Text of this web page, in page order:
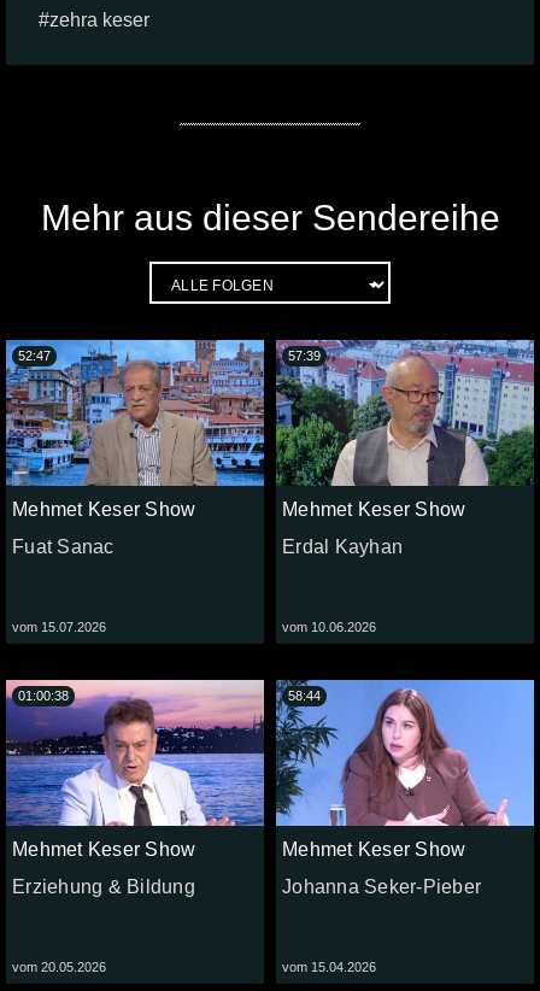
zehra keser
Mehr aus dieser Sendereihe
Mehmet Keser Show
Fuat Sanac
vom 15.07.2026
52:47
Mehmet Keser Show
Erdal Kayhan
vom 10.06.2026
57:39
Mehmet Keser Show
Erziehung & Bildung
vom 20.05.2026
01:00:38
Mehmet Keser Show
Johanna Seker-Pieber
vom 15.04.2026
58:44